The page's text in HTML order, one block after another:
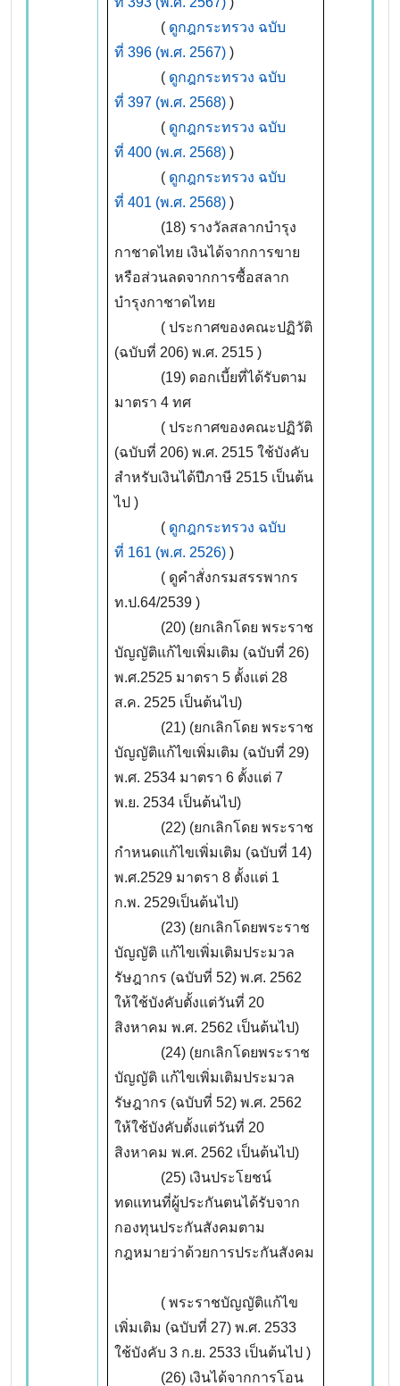
( ดูกฎกระทรวง ฉบับ
ที่ 396 (พ.ศ. 2567) )
( ดูกฎกระทรวง ฉบับ
ที่ 397 (พ.ศ. 2568) )
( ดูกฎกระทรวง ฉบับ
ที่ 400 (พ.ศ. 2568) )
( ดูกฎกระทรวง ฉบับ
ที่ 401 (พ.ศ. 2568) )
(18) รางวัลสลากบำรุง
กาชาดไทย เงินได้จากการขาย
หรือส่วนลดจากการซื้อสลาก
บำรุงกาชาดไทย
( ประกาศของคณะปฏิวัติ
(ฉบับที่ 206) พ.ศ. 2515 )
(19) ดอกเบี้ยที่ได้รับตาม
มาตรา 4 ทศ
( ประกาศของคณะปฏิวัติ
(ฉบับที่ 206) พ.ศ. 2515 ใช้บังคับ
สำหรับเงินได้ปีภาษี 2515 เป็นต้น
ไป )
( ดูกฎกระทรวง ฉบับ
ที่ 161 (พ.ศ. 2526) )
( ดูคำสั่งกรมสรรพากร
ท.ป.64/2539 )
(20) (ยกเลิกโดย พระราช
บัญญัติแก้ไขเพิ่มเติม (ฉบับที่ 26)
พ.ศ.2525 มาตรา 5 ตั้งแต่ 28
ส.ค. 2525 เป็นต้นไป)
(21) (ยกเลิกโดย พระราช
บัญญัติแก้ไขเพิ่มเติม (ฉบับที่ 29)
พ.ศ. 2534 มาตรา 6 ตั้งแต่ 7
พ.ย. 2534 เป็นต้นไป)
(22) (ยกเลิกโดย พระราช
กำหนดแก้ไขเพิ่มเติม (ฉบับที่ 14)
พ.ศ.2529 มาตรา 8 ตั้งแต่ 1
ก.พ. 2529เป็นต้นไป)
(23) (ยกเลิกโดยพระราช
บัญญัติ แก้ไขเพิ่มเติมประมวล
รัษฎากร (ฉบับที่ 52) พ.ศ. 2562
ให้ใช้บังคับตั้งแต่วันที่ 20
สิงหาคม พ.ศ. 2562 เป็นต้นไป)
(24) (ยกเลิกโดยพระราช
บัญญัติ แก้ไขเพิ่มเติมประมวล
รัษฎากร (ฉบับที่ 52) พ.ศ. 2562
ให้ใช้บังคับตั้งแต่วันที่ 20
สิงหาคม พ.ศ. 2562 เป็นต้นไป)
(25) เงินประโยชน์
ทดแทนที่ผู้ประกันตนได้รับจาก
กองทุนประกันสังคมตาม
กฎหมายว่าด้วยการประกันสังคม
( พระราชบัญญัติแก้ไข
เพิ่มเติม (ฉบับที่ 27) พ.ศ. 2533
ใช้บังคับ 3 ก.ย. 2533 เป็นต้นไป )
(26) เงินได้จากการโอน